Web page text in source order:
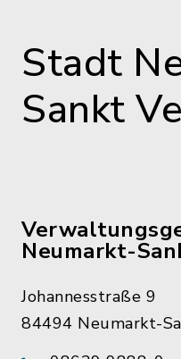
Stadt
Sankt
Neumarkt-
Johannesstraße 9
84494 Neumarkt-